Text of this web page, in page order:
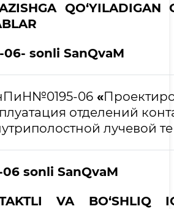
QO‘YILADIGAN
-06- sonli SanQvaM
06 «
отделений
лучевой
06 sonli SanQvaM
VA BO‘SHLIQ